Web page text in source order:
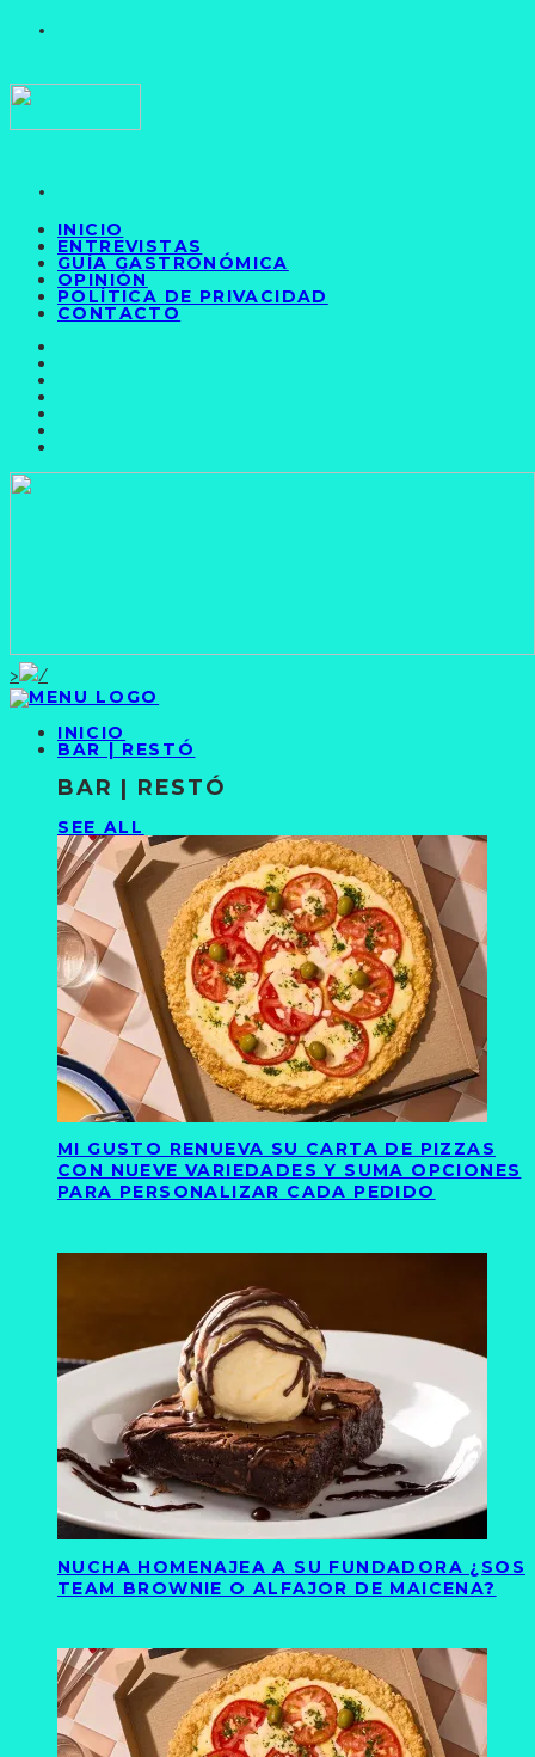
INICIO
ENTREVISTAS
GUÍA GASTRONÓMICA
OPINIÓN
POLÍTICA DE PRIVACIDAD
CONTACTO
>
INICIO
BAR | RESTÓ
BAR | RESTÓ
SEE ALL
MI GUSTO RENUEVA SU CARTA DE PIZZAS
CON NUEVE VARIEDADES Y SUMA OPCIONES
PARA PERSONALIZAR CADA PEDIDO
NUCHA HOMENAJEA A SU FUNDADORA ¿SOS
TEAM BROWNIE O ALFAJOR DE MAICENA?